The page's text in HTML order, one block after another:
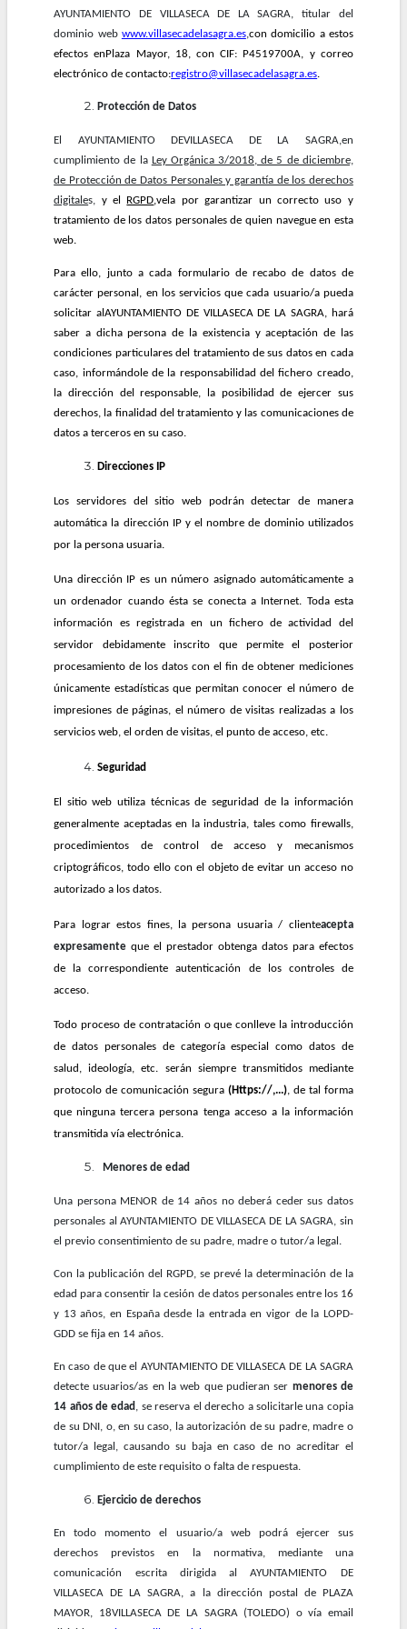
navegación
AYUNTAMIENTO DE VILLASECA DE LA SAGRA, titular del
dominio web www.villasecadelasagra.es,con domicilio a estos
efectos enPlaza Mayor, 18, con CIF: P4519700A, y correo
electrónico de contacto:registro@villasecadelasagra.es.
Protección de Datos
El AYUNTAMIENTO DEVILLASECA DE LA SAGRA,en
cumplimiento de la Ley Orgánica 3/2018, de 5 de diciembre,
de Protección de Datos Personales y garantía de los derechos
digitales, y el RGPD ,vela por garantizar un correcto uso y
tratamiento de los datos personales de quien navegue en esta
web.
Para ello, junto a cada formulario de recabo de datos de
carácter personal, en los servicios que cada usuario/a pueda
solicitar alAYUNTAMIENTO DE VILLASECA DE LA SAGRA, hará
saber a dicha persona de la existencia y aceptación de las
condiciones particulares del tratamiento de sus datos en cada
caso, informándole de la responsabilidad del fichero creado,
la dirección del responsable, la posibilidad de ejercer sus
derechos, la finalidad del tratamiento y las comunicaciones de
datos a terceros en su caso.
Direcciones IP
Los servidores del sitio web podrán detectar de manera
automática la dirección IP y el nombre de dominio utilizados
por la persona usuaria.
Una dirección IP es un número asignado automáticamente a
un ordenador cuando ésta se conecta a Internet. Toda esta
información es registrada en un fichero de actividad del
servidor debidamente inscrito que permite el posterior
procesamiento de los datos con el fin de obtener mediciones
únicamente estadísticas que permitan conocer el número de
impresiones de páginas, el número de visitas realizadas a los
servicios web, el orden de visitas, el punto de acceso, etc.
Seguridad
El sitio web utiliza técnicas de seguridad de la información
generalmente aceptadas en la industria, tales como firewalls,
procedimientos de control de acceso y mecanismos
criptográficos, todo ello con el objeto de evitar un acceso no
autorizado a los datos.
Para lograr estos fines, la persona usuaria / clienteacepta
expresamente que el prestador obtenga datos para efectos
de la correspondiente autenticación de los controles de
acceso.
Todo proceso de contratación o que conlleve la introducción
de datos personales de categoría especial como datos de
salud, ideología, etc. serán siempre transmitidos mediante
protocolo de comunicación segura (Https://,...), de tal forma
que ninguna tercera persona tenga acceso a la información
transmitida vía electrónica.
Menores de edad
Una persona MENOR de 14 años no deberá ceder sus datos
personales al AYUNTAMIENTO DE VILLASECA DE LA SAGRA, sin
el previo consentimiento de su padre, madre o tutor/a legal.
Con la publicación del RGPD, se prevé la determinación de la
edad para consentir la cesión de datos personales entre los 16
y 13 años, en España desde la entrada en vigor de la LOPD-
GDD se fija en 14 años.
En caso de que el AYUNTAMIENTO DE VILLASECA DE LA SAGRA
detecte usuarios/as en la web que pudieran ser menores de
14 años de edad , se reserva el derecho a solicitarle una copia
de su DNI, o, en su caso, la autorización de su padre, madre o
tutor/a legal, causando su baja en caso de no acreditar el
cumplimiento de este requisito o falta de respuesta.
Ejercicio de derechos
En todo momento el usuario/a web podrá ejercer sus
derechos previstos en la normativa, mediante una
comunicación escrita dirigida al AYUNTAMIENTO DE
VILLASECA DE LA SAGRA, a la dirección postal de PLAZA
MAYOR, 18VILLASECA DE LA SAGRA (TOLEDO) o vía email